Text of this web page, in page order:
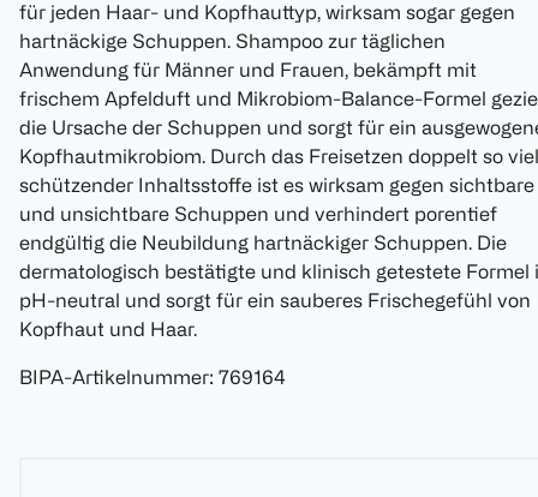
für jeden Haar- und Kopfhauttyp, wirksam sogar gegen
hartnäckige Schuppen. Shampoo zur täglichen
Anwendung für Männer und Frauen, bekämpft mit
frischem Apfelduft und Mikrobiom-Balance-Formel
die Ursache der Schuppen und sorgt für ein
Kopfhautmikrobiom. Durch das Freisetzen doppelt so
schützender Inhaltsstoffe ist es wirksam gegen sichtbare
und unsichtbare Schuppen und verhindert porentief
endgültig die Neubildung hartnäckiger Schuppen. Die
dermatologisch bestätigte und klinisch getestete Formel
pH-neutral und sorgt für ein sauberes Frischegefühl von
Kopfhaut und Haar.
BIPA-Artikelnummer: 769164